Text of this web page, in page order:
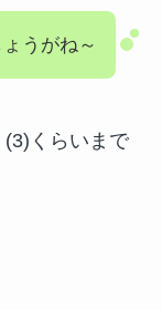
うがね～
くらいまで